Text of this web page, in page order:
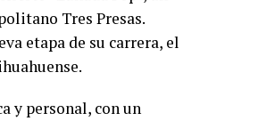
Tres Presas.
etapa de su carrera, el
y personal, con un